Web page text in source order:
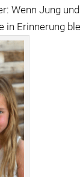
Wenn Jung
in Erinnerung